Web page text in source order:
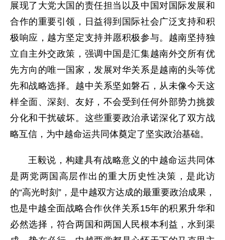
展现了大党大国的责任担当以及中国对国际发展和
合作的重要引领，日益得到国际社会广泛支持和积
极响应，越方坚定支持并愿积极参与。越南坚持独
立自主外交政策，强调中国是汇集越南外交所有优
先方向的唯一国家，发展对华关系是越南的头等优
先和战略选择。越中关系坚如磐石，从未像今天这
样全面、深刻、友好，不会受到任何外部势力挑拨
分化和干扰破坏。这些重要政治承诺深化了双方战
略互信，为中越命运共同体奠定了坚实政治基础。
王毅说，构建具有战略意义的中越命运共同体
是两党两国高层作出的重大历史性决策，是此访
的“高光时刻”，是中越双方达成的最重要政治成果，
也是中越全面战略合作伙伴关系15年的积累升华和
必然选择，符合两国和两国人民根本利益，水到渠